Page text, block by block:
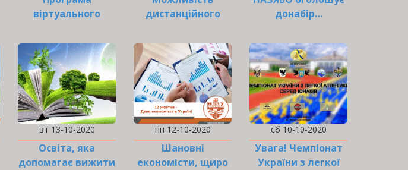
віртуального
англійської мови
для студентів від
Creative Spark
дистанційного
канадському
університеті
донабір…
вт 13-10-2020
Освіта, яка
допомагає вижити
пн 12-10-2020
Шановні
економісти, щиро
сб 10-10-2020
Увага! Чемпіонат
України з легкої